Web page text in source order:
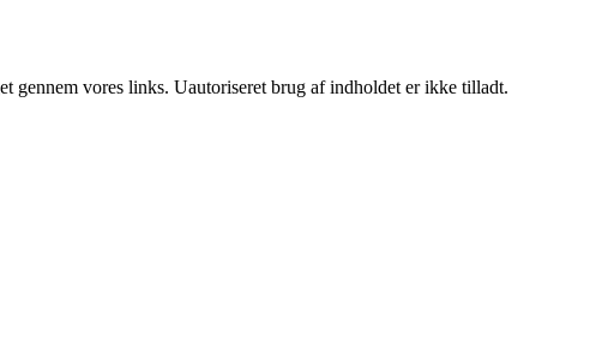
gennem vores links. Uautoriseret brug af indholdet er ikke tilladt.